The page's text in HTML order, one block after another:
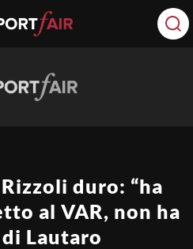
duro: “ha
al VAR, non ha
Lautaro